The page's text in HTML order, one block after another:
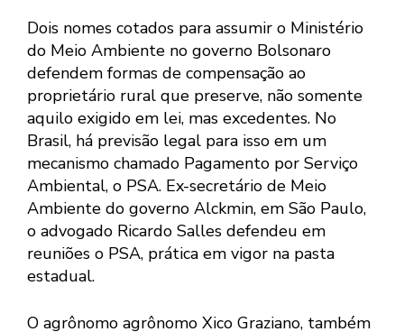
Dois nomes cotados para assumir o Ministério
do Meio Ambiente no governo Bolsonaro
defendem formas de compensação ao
proprietário rural que preserve, não somente
aquilo exigido em lei, mas excedentes. No
Brasil, há previsão legal para isso em um
mecanismo chamado Pagamento por Serviço
Ambiental, o PSA. Ex-secretário de Meio
Ambiente do governo Alckmin, em São Paulo,
o advogado Ricardo Salles defendeu em
reuniões o PSA, prática em vigor na pasta
estadual.
O agrônomo agrônomo Xico Graziano, também